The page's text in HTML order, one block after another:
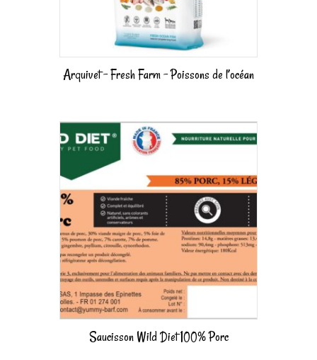
Arquivet – Fresh Farm – Poissons de l’océan
Saucisson Wild Diet 100% Porc